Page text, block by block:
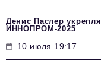
Денис Паслер
ИННОПРОМ-2025
10 июля 19:17